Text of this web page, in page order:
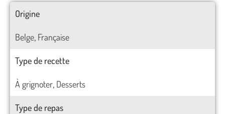
Origine
Belge, Française
Type de recette
À grignoter, Desserts
Type de repas